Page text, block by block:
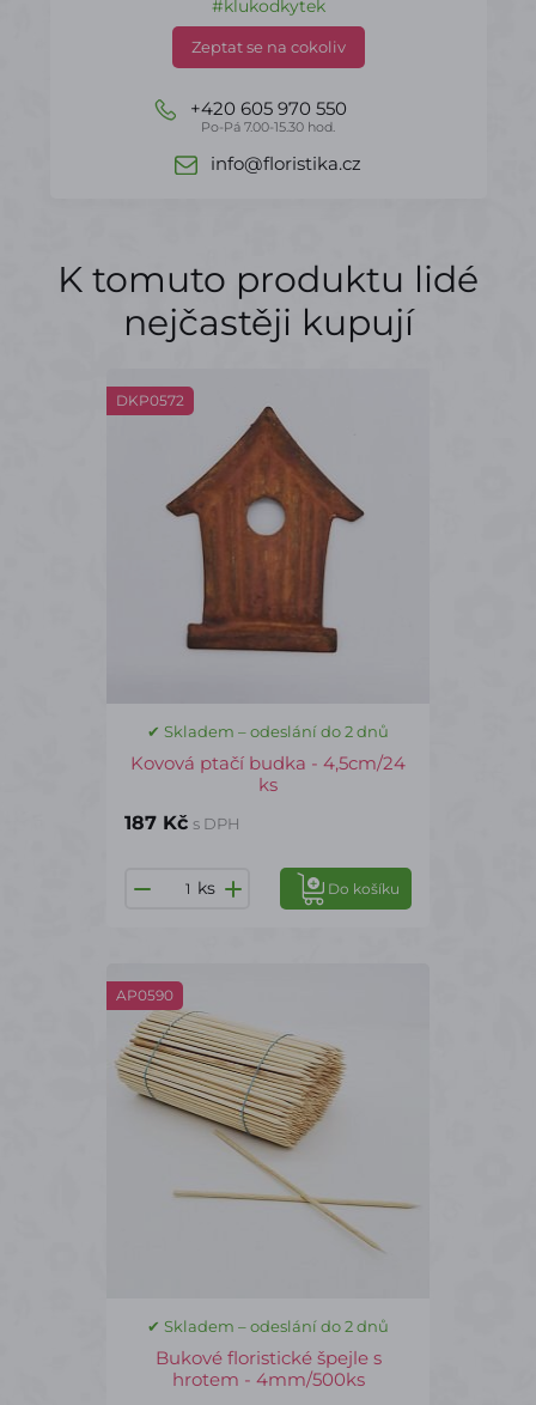
#klukodkytek
Zeptat se na cokoliv
+420 605 970 550
Po-Pá 7.00-15.30 hod.
info@floristika.cz
K tomuto produktu lidé
nejčastěji kupují
DKP0572
✔ Skladem – odeslání do 2 dnů
Kovová ptačí budka - 4,5cm/24
ks
187 Kč s DPH
ks Do košíku
AP0590
✔ Skladem – odeslání do 2 dnů
Bukové floristické špejle s
hrotem - 4mm/500ks